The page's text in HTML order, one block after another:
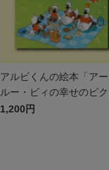
アルビくんの絵本「アー
ルー・ビィの幸せのピク
ック」
1,200円